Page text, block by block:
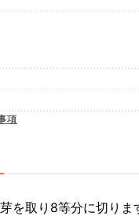
項
を取り8等分に切りま